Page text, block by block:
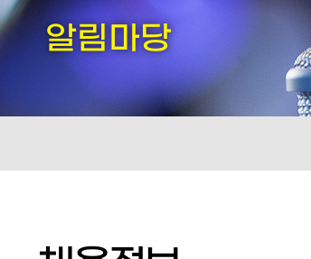
알림마당